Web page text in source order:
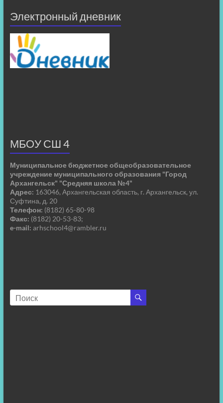
Электронный дневник
МБОУ СШ 4
Муниципальное бюджетное общеобразовательное
учреждение муниципального образования "Город
Архангельск" "Средняя школа №4"
Адрес: 163046, Архангельская область, г. Архангельск, ул.
Суфтина, д. 20
Телефон: (8182) 65-80-98
Факс: (8182) 20-53-83;
e-mail: arhschool4@rambler.ru